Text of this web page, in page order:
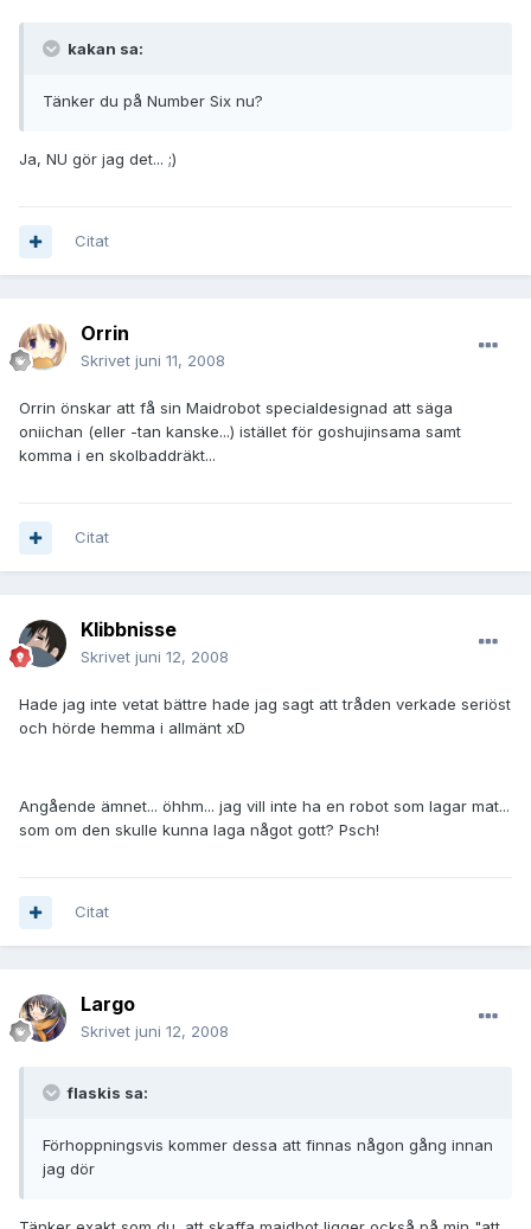
kakan sa:
Tänker du på Number Six nu?
Ja, NU gör jag det... ;)
Citat
Orrin
Skrivet juni 11, 2008
Orrin önskar att få sin Maidrobot specialdesignad att säga
oniichan (eller -tan kanske...) istället för goshujinsama samt
komma i en skolbaddräkt...
Citat
Klibbnisse
Skrivet juni 12, 2008
Hade jag inte vetat bättre hade jag sagt att tråden verkade seriöst
och hörde hemma i allmänt xD
Angående ämnet... öhhm... jag vill inte ha en robot som lagar mat...
som om den skulle kunna laga något gott? Psch!
Citat
Largo
Skrivet juni 12, 2008
flaskis sa:
Förhoppningsvis kommer dessa att finnas någon gång innan
jag dör